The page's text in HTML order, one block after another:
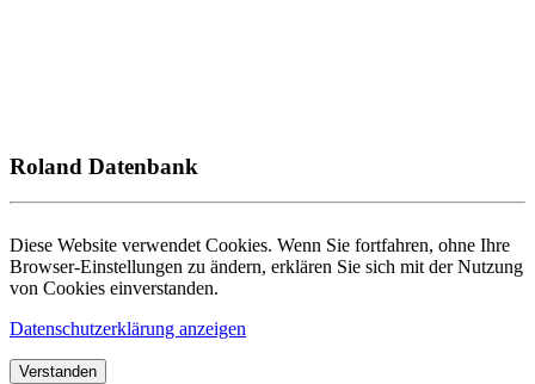
Roland Datenbank
Diese Website verwendet Cookies. Wenn Sie fortfahren, ohne Ihre
Browser-Einstellungen zu ändern, erklären Sie sich mit der Nutzung
von Cookies einverstanden.
Datenschutzerklärung anzeigen
Verstanden